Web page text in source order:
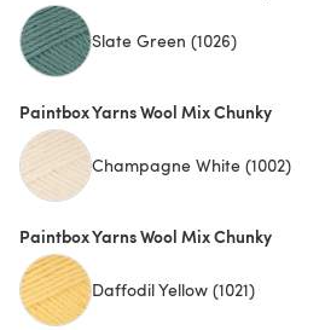
Slate Green (1026)
Paintbox Yarns Wool Mix Chunky
Champagne White (1002)
Paintbox Yarns Wool Mix Chunky
Daffodil Yellow (1021)